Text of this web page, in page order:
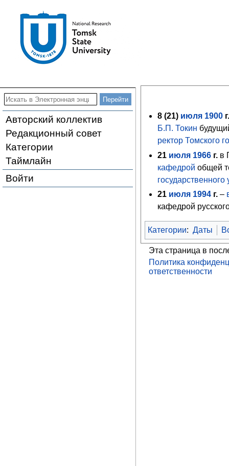
Авторский коллектив
Редакционный совет
Категории
Таймлайн
Войти
8 (21) июля 1900
Б.П. Токин
ректор Томского
21 июля 1966 г. в
кафедрой общей
государственного
21 июля 1994 г. –
кафедрой
Категории: Даты
Эта страница в
Политика
ответственности